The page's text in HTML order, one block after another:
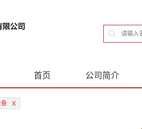
首页 公司简介
x